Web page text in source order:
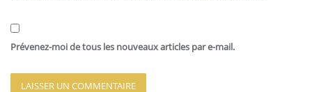
Prévenez-moi de tous les nouveaux articles par e-mail.